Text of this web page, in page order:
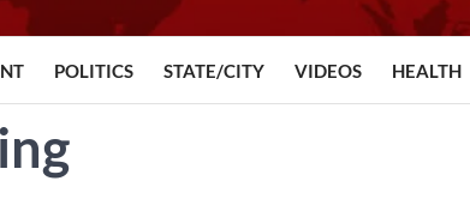
POLITICS STATE/CITY VIDEOS HEALTH